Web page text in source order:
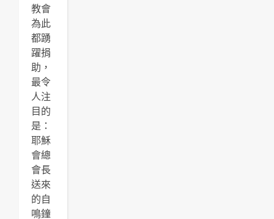
教會
為此
都踴
躍捐
助，
最令
人注
目的
是：
耶穌
會總
會長
送來
的自
鳴鐘